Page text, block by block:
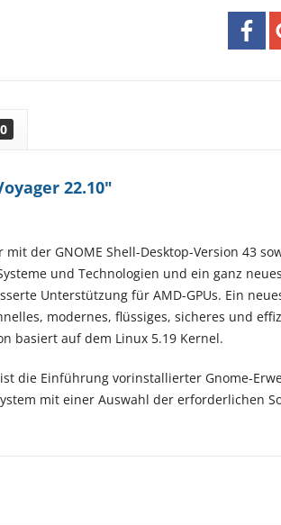
0
22.10"
mit der GNOME Shell-Desktop-Version 43
und Technologien und ein ganz
Unterstützung für AMD-GPUs. Ein
modernes, flüssiges, sicheres und
basiert auf dem Linux 5.19 Kernel.
die Einführung vorinstallierter Gnome-
mit einer Auswahl der erforderlichen